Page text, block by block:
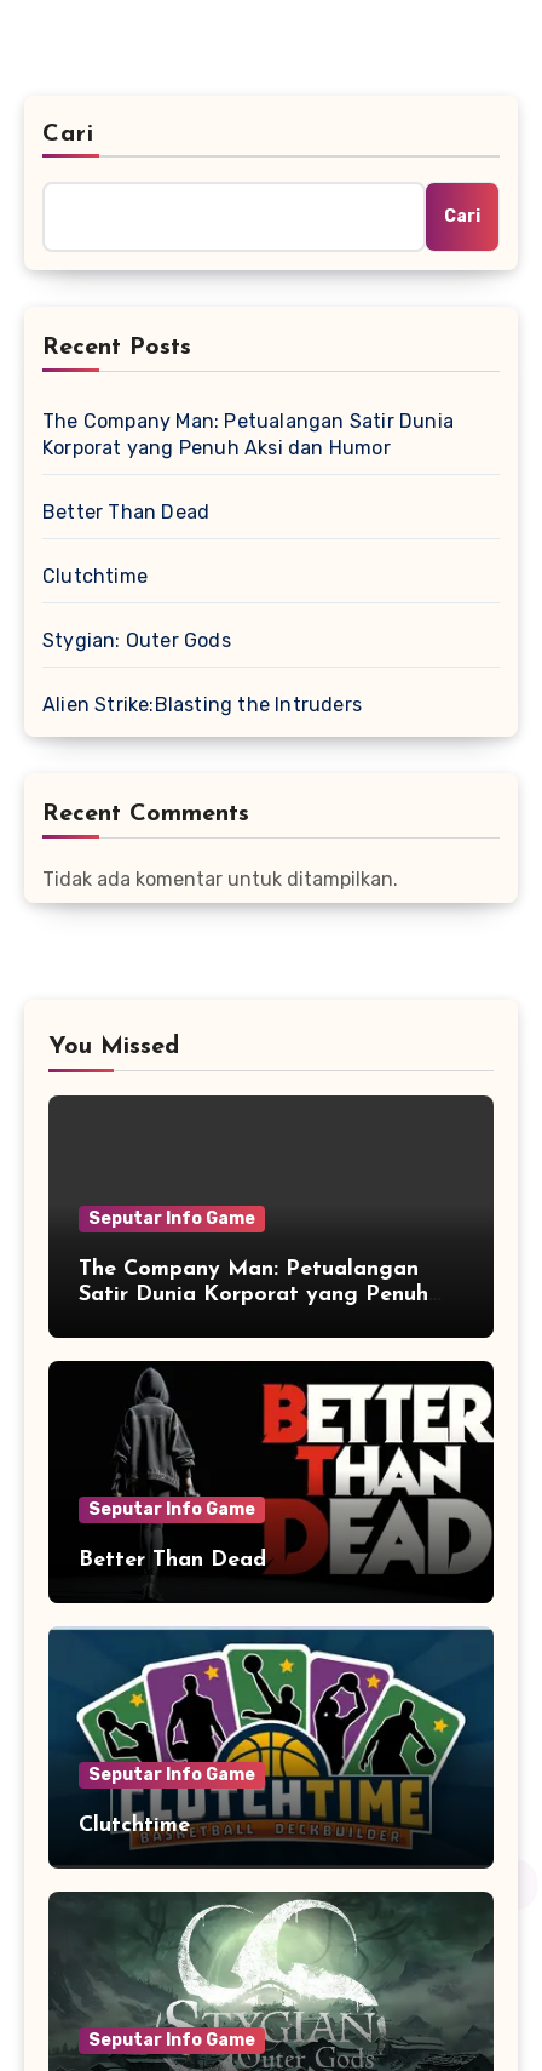
Cari
Cari
Recent Posts
The Company Man: Petualangan Satir Dunia
Korporat yang Penuh Aksi dan Humor
Better Than Dead
Clutchtime
Stygian: Outer Gods
Alien Strike:Blasting the Intruders
Recent Comments
Tidak ada komentar untuk ditampilkan.
You Missed
Seputar Info Game
The Company Man: Petualangan
Satir Dunia Korporat yang Penuh
Seputar Info Game
Better Than Dead
Seputar Info Game
Clutchtime
Seputar Info Game